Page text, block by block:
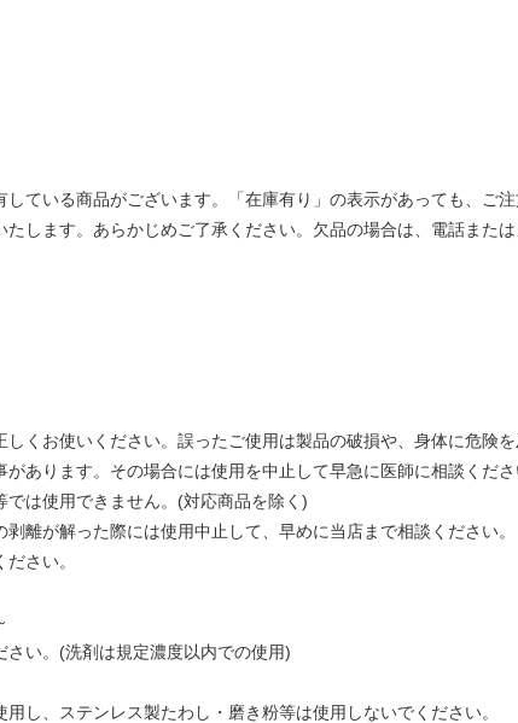
ている商品がございます。「在庫有り」の表示があっても、ご
します。あらかじめご了承ください。欠品の場合は、電話また
くお使いください。誤ったご使用は製品の破損や、身体に危険を
あります。その場合には使用を中止して早急に医師に相談くださ
は使用できません。(対応商品を除く)
離が解った際には使用中止して、早めに当店まで相談ください。
さい。
さい。(洗剤は規定濃度以内での使用)
し、ステンレス製たわし・磨き粉等は使用しないでください。